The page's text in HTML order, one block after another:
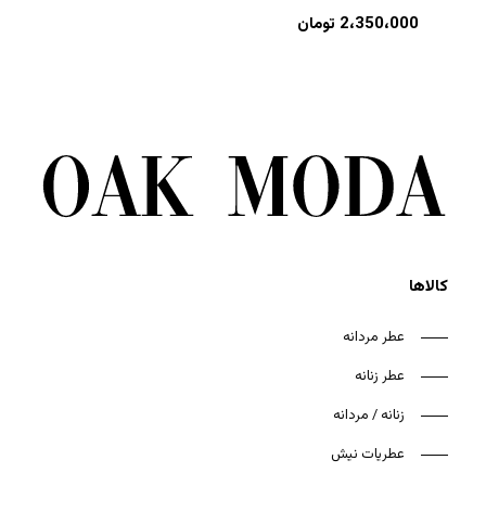
2،350،000 تومان
کالاها
عطر مردانه
عطر زنانه
زنانه / مردانه
عطریات نیش